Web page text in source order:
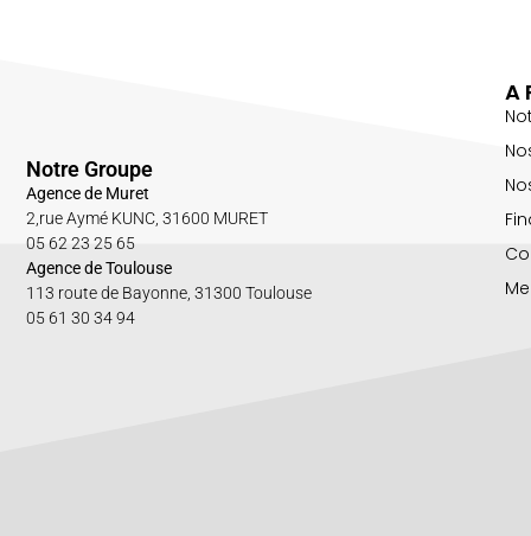
A
Notre Groupe
Agence de Muret
2,rue Aymé KUNC, 31600 MURET
05 62 23 25 65
Agence de Toulouse
113 route de Bayonne, 31300 Toulouse
05 61 30 34 94